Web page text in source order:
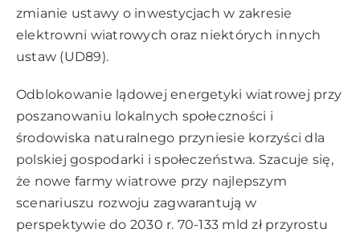
zmianie ustawy o inwestycjach w zakresie
elektrowni wiatrowych oraz niektórych innych
ustaw (UD89).
Odblokowanie lądowej energetyki wiatrowej przy
poszanowaniu lokalnych społeczności i
środowiska naturalnego przyniesie korzyści dla
polskiej gospodarki i społeczeństwa. Szacuje się,
że nowe farmy wiatrowe przy najlepszym
scenariuszu rozwoju zagwarantują w
perspektywie do 2030 r. 70-133 mld zł przyrostu